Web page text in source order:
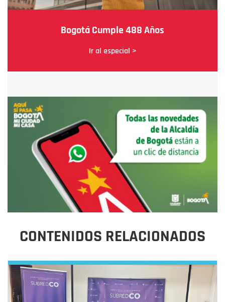
Bogotá Cumple 488 Años
Ir al especial >
CONTENIDOS RELACIONADOS